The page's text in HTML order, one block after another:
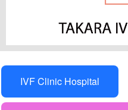
IVF Clinic Hospital